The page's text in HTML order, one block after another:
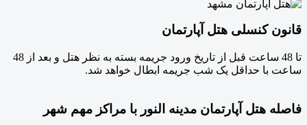
قانون کنسلی هتل آپارتمان
تا 48 ساعت قبل از تاریخ ورود جریمه بسته به نظر هتل و بعد از 48
ساعت با حداقل یک شب جریمه ابطال خواهد شد.
فاصله هتل آپارتمان مدینه النور با مراکز مهم شهر